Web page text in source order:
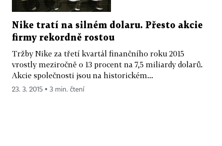
Nike tratí na silném dolaru. Přesto akcie
firmy rekordně rostou
Tržby Nike za třetí kvartál finančního roku 2015
vrostly meziročně o 13 procent na 7,5 miliardy dolarů.
Akcie společnosti jsou na historickém...
23. 3. 2015 ▪ 3 min. čtení